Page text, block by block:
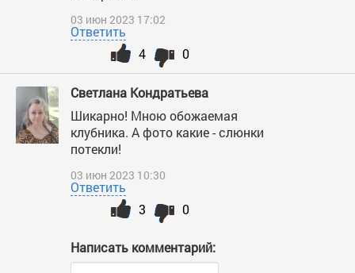
03 июн 2023 17:02
Ответить
0
4
Светлана Кондратьева
Шикарно! Мною обожаемая
клубника. А фото какие - слюнки
потекли!
03 июн 2023 10:30
Ответить
0
3
Написать комментарий: